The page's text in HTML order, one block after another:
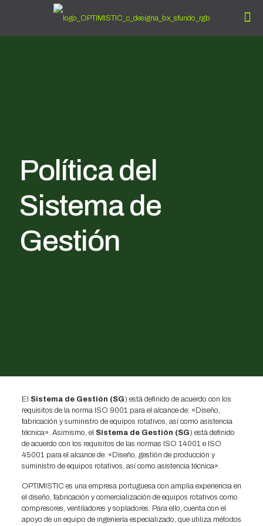
Política del
Sistema de
Gestión
El Sistema de Gestión (SG) está definido de acuerdo con los
requisitos de la norma ISO 9001 para el alcance de: «Diseño,
fabricación y suministro de equipos rotativos, así como asistencia
técnica». Asimismo, el Sistema de Gestión (SG) está definido
de acuerdo con los requisitos de las normas ISO 14001 e ISO
45001 para el alcance de: «Diseño, gestión de producción y
suministro de equipos rotativos, así como asistencia técnica».
OPTIMISTIC es una empresa portuguesa con amplia experiencia en
el diseño, fabricación y comercialización de equipos rotativos como
compresores, ventiladores y sopladores. Para ello, cuenta con el
apoyo de un equipo de ingeniería especializado, que utiliza métodos